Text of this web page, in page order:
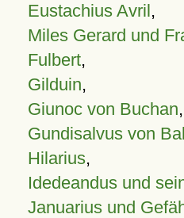
Eustachius Avril,
Miles Gerard und
Fulbert,
Gilduin,
Giunoc von Buchan,
Gundisalvus von
Hilarius,
Idedeandus und
Januarius und